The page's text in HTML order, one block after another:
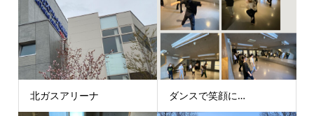
北ガスアリーナ ダンスで笑顔に…